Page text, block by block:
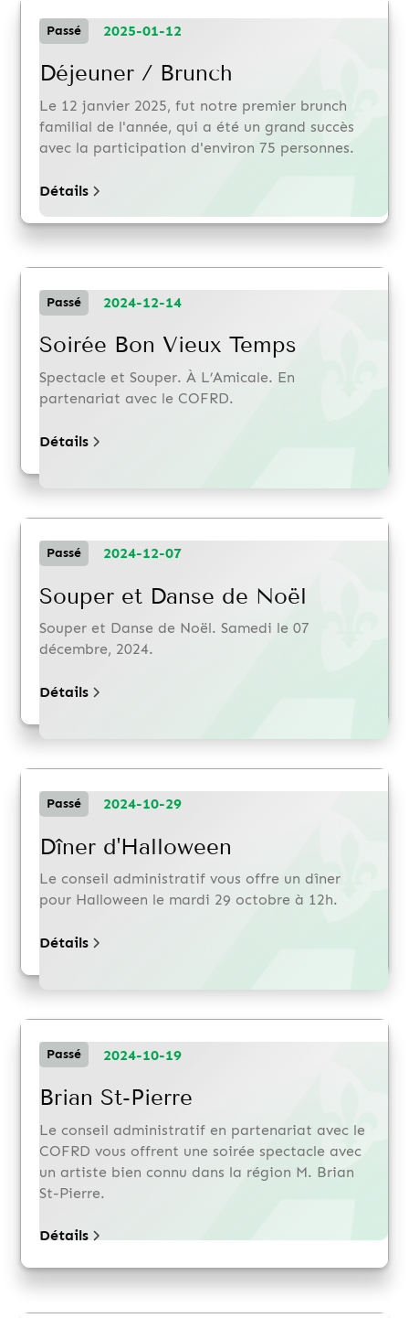
Passé 2025-01-12
Déjeuner / Brunch
Le 12 janvier 2025, fut notre premier brunch
familial de l'année, qui a été un grand succès
avec la participation d'environ 75 personnes.
Détails
Passé 2024-12-14
Soirée Bon Vieux Temps
Spectacle et Souper. À L’Amicale. En
partenariat avec le COFRD.
Détails
Passé 2024-12-07
Souper et Danse de Noël
Souper et Danse de Noël. Samedi le 07
décembre, 2024.
Détails
Passé 2024-10-29
Dîner d'Halloween
Le conseil administratif vous offre un dîner
pour Halloween le mardi 29 octobre à 12h.
Détails
Passé 2024-10-19
Brian St-Pierre
Le conseil administratif en partenariat avec le
COFRD vous offrent une soirée spectacle avec
un artiste bien connu dans la région M. Brian
St-Pierre.
Détails